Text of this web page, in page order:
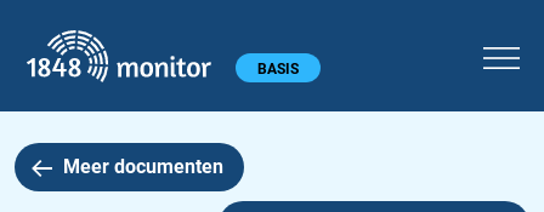
Hoofdmenu BASIS
Meer documenten